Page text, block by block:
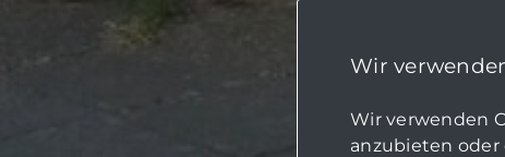
Wir
Wir verwenden
anzubieten oder